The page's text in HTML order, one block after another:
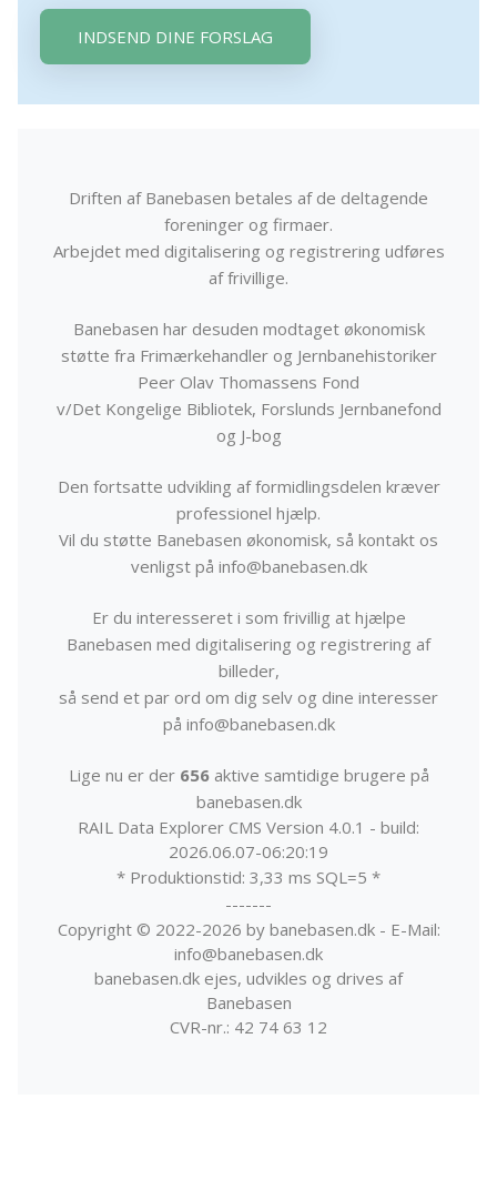
INDSEND DINE FORSLAG
Driften af Banebasen betales af de deltagende
foreninger og firmaer.
Arbejdet med digitalisering og registrering udføres
af frivillige.
Banebasen har desuden modtaget økonomisk
støtte fra Frimærkehandler og Jernbanehistoriker
Peer Olav Thomassens Fond
v/Det Kongelige Bibliotek, Forslunds Jernbanefond
og J-bog
Den fortsatte udvikling af formidlingsdelen kræver
professionel hjælp.
Vil du støtte Banebasen økonomisk, så kontakt os
venligst på info@banebasen.dk
Er du interesseret i som frivillig at hjælpe
Banebasen med digitalisering og registrering af
billeder,
så send et par ord om dig selv og dine interesser
på info@banebasen.dk
Lige nu er der 656aktive samtidige brugere på
banebasen.dk
RAIL Data Explorer CMS Version 4.0.1 - build:
2026.06.07-06:20:19
* Produktionstid: 3,33 ms SQL=5 *
-------
Copyright © 2022-2026 by banebasen.dk - E-Mail:
info@banebasen.dk
banebasen.dk ejes, udvikles og drives af
Banebasen
CVR-nr.: 42 74 63 12